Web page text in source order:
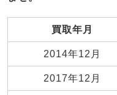
買取年月
2014年12月
2017年12月